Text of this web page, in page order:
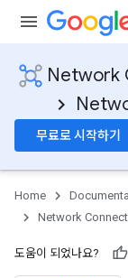
Network
무료로 시작하기
Home
Network
도움이 되었나요?